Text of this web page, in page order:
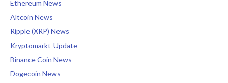
Ethereum News
Altcoin News
Ripple (XRP) News
Kryptomarkt-Update
Binance Coin News
Dogecoin News